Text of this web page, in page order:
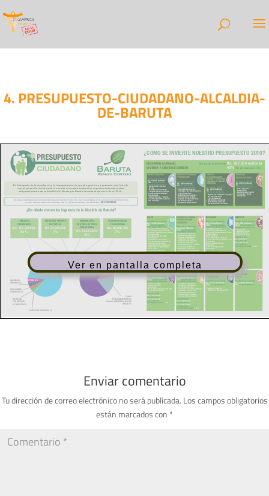
4. PRESUPUESTO-CIUDADANO-ALCALDIA-
DE-BARUTA
Ver en pantalla completa
Enviar comentario
Tu dirección de correo electrónico no será publicada. Los campos obligatorios
están marcados con *